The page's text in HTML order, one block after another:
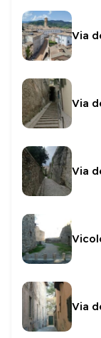
Via
Via
Via
Via